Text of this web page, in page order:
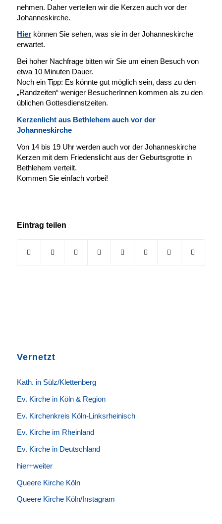
nehmen. Daher verteilen wir die Kerzen auch vor der
Johanneskirche.
Hierkönnen Sie sehen, was sie in der Johanneskirche
erwartet.
Bei hoher Nachfrage bitten wir Sie um einen Besuch von
etwa 10 Minuten Dauer.
Noch ein Tipp: Es könnte gut möglich sein, dass zu den
„Randzeiten“ weniger BesucherInnen kommen als zu den
üblichen Gottesdienstzeiten.
Kerzenlicht aus Bethlehem auch vor der
Johanneskirche
Von 14 bis 19 Uhr werden auch vor der Johanneskirche
Kerzen mit dem Friedenslicht aus der Geburtsgrotte in
Bethlehem verteilt.
Kommen Sie einfach vorbei!
Eintrag teilen
Vernetzt
Kath. in Sülz/Klettenberg
Ev. Kirche in Köln & Region
Ev. Kirchenkreis Köln-Linksrheinisch
Ev. Kirche im Rheinland
Ev. Kirche in Deutschland
hier+weiter
Queere Kirche Köln
Queere Kirche Köln/Instagram